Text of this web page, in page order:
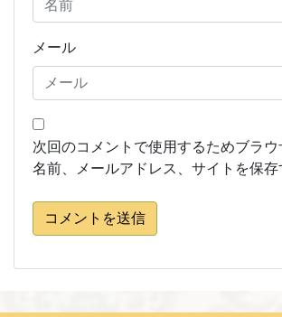
メール
次回のコメントで使用するためブラ
名前、メールアドレス、サイトを保存
コメントを送信